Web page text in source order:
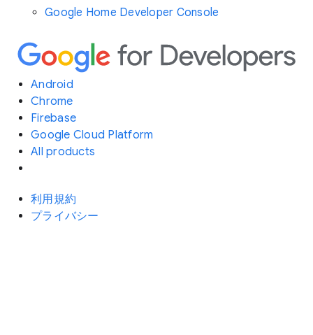
Google Home Developer Console
Android
Chrome
Firebase
Google Cloud Platform
All products
利用規約
プライバシー